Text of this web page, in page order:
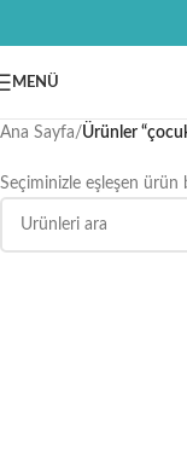
MENÜ
Ana Sayfa/Ürünler
Seçiminizle eşleşen ürün